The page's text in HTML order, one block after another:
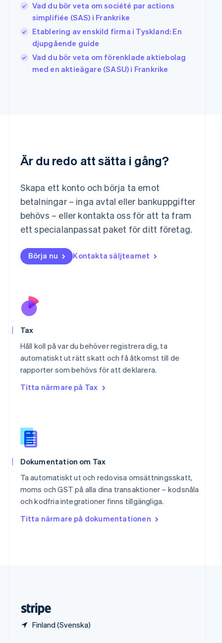
Vad du bör veta om société par actions
simplifiée (SAS) i Frankrike
Etablering av enskild firma i Tyskland: En
djupgående guide
Vad du bör veta om förenklade aktiebolag
med en aktieägare (SASU) i Frankrike
Är du redo att sätta i gång?
Skapa ett konto och börja ta emot
betalningar – inga avtal eller bankuppgifter
behövs – eller kontakta oss för att ta fram
ett specialanpassat paket för ditt företag.
Börja nu Kontakta säljteamet
Tax
Håll koll på var du behöver registrera dig, ta
automatiskt ut rätt skatt och få åtkomst till de
rapporter som behövs för att deklarera.
Titta närmare på Tax
Dokumentation om Tax
Ta automatiskt ut och redovisa omsättningsskatt,
moms och GST på alla dina transaktioner – kodsnåla
och kodfria integrationer finns tillgängliga.
Titta närmare på dokumentationen
Finland (Svenska)
Italien
ItalianoEnglish
Japan
English
Kanada
EnglishFrançais
Kroatien
Français Deutsch English
Malta
English
Mexiko
Español English
Nederländerna
Norge
English
English
Portugal
Schweiz
DeutschFrançaisItalianoEnglish
Singapore
Slovakien
Spanien
Español
English
SvenskaEnglish
Thailand
ไทยEnglish
English